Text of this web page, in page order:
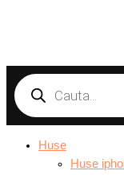
search
Huse
Huse